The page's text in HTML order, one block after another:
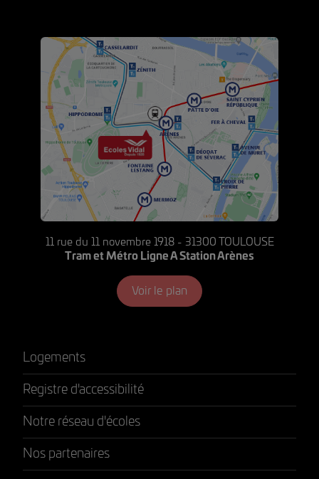
11 rue du 11 novembre 1918 - 31300 TOULOUSE
Tram et Métro Ligne A Station Arènes
Voir le plan
Logements
Registre d'accessibilité
Notre réseau d'écoles
Nos partenaires